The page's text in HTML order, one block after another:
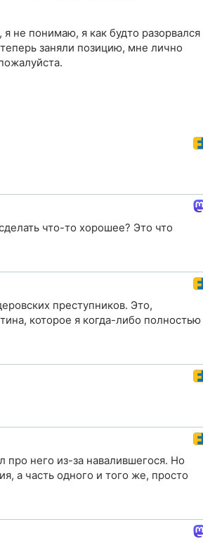
не понимаю, я как будто разорвался
заняли позицию, мне лично
что-то хорошее? Это что
преступников. Это,
которое я когда-либо полностью
про него из-за навалившегося. Но
а часть одного и того же, просто